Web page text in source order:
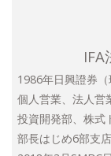
1986年日興證券（
個人営業、法人営
投資開発部、株式
部長はじめ6部支店